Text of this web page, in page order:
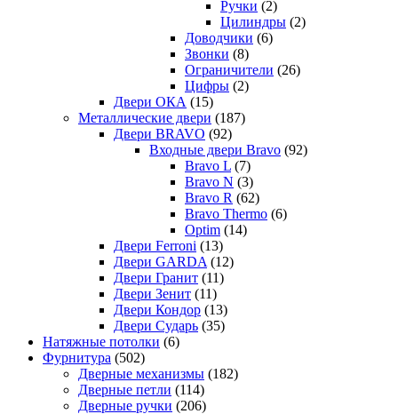
Ручки (2)
Цилиндры (2)
Доводчики (6)
Звонки (8)
Ограничители (26)
Цифры (2)
Двери ОКА (15)
Металлические двери (187)
Двери BRAVO (92)
Входные двери Bravo (92)
Bravo L (7)
Bravo N (3)
Bravo R (62)
Bravo Thermo (6)
Optim (14)
Двери Ferroni (13)
Двери GARDA (12)
Двери Гранит (11)
Двери Зенит (11)
Двери Кондор (13)
Двери Сударь (35)
Натяжные потолки (6)
Фурнитура (502)
Дверные механизмы (182)
Дверные петли (114)
Дверные ручки (206)